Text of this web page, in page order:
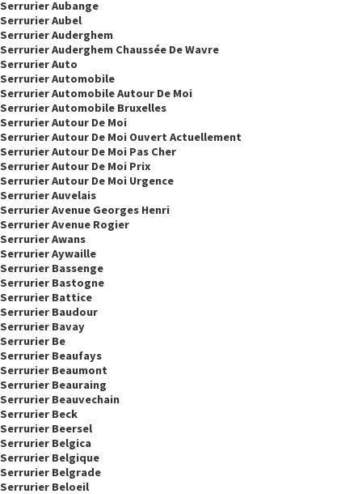
Serrurier Aubange
Serrurier Aubel
Serrurier Auderghem
Serrurier Auderghem Chaussée De Wavre
Serrurier Auto
Serrurier Automobile
Serrurier Automobile Autour De Moi
Serrurier Automobile Bruxelles
Serrurier Autour De Moi
Serrurier Autour De Moi Ouvert Actuellement
Serrurier Autour De Moi Pas Cher
Serrurier Autour De Moi Prix
Serrurier Autour De Moi Urgence
Serrurier Auvelais
Serrurier Avenue Georges Henri
Serrurier Avenue Rogier
Serrurier Awans
Serrurier Aywaille
Serrurier Bassenge
Serrurier Bastogne
Serrurier Battice
Serrurier Baudour
Serrurier Bavay
Serrurier Be
Serrurier Beaufays
Serrurier Beaumont
Serrurier Beauraing
Serrurier Beauvechain
Serrurier Beck
Serrurier Beersel
Serrurier Belgica
Serrurier Belgique
Serrurier Belgrade
Serrurier Beloeil